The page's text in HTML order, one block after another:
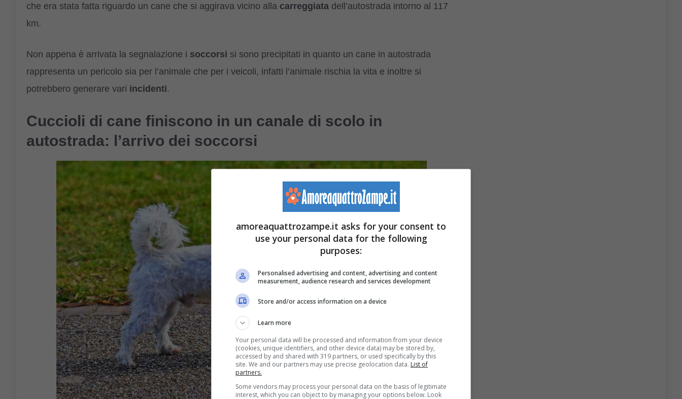
che era stata fatta riguardo un cane che si aggirava vicino alla carreggiata dell’autostrada intorno al 117
km.
Non appena è arrivata la segnalazione i soccorsi si sono precipitati in quanto un cane in autostrada
rappresenta un pericolo sia per l’animale che per i veicoli, infatti l’animale rischia la vita e inoltre si
potrebbero generare vari incidenti.
Cuccioli di cane finiscono in un canale di scolo in
autostrada: l’arrivo dei soccorsi
amoreaquattrozampe.it asks for your consent to
use your personal data for the following
purposes:
Personalised advertising and content, advertising and content
measurement, audience research and services development
Store and/or access information on a device
Learn more
Your personal data will be processed and information from your device
(cookies, unique identifiers, and other device data) may be stored by,
accessed by and shared with 319 partners, or used specifically by this
site. We and our partners may use precise geolocation data. List of
partners.
Some vendors may process your personal data on the basis of legitimate
interest, which you can object to by managing your options below. Look